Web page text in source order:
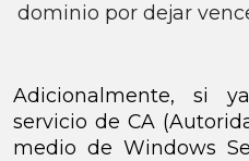
dominio por dejar
Adicionalmente, si
servicio de CA
medio de Windows